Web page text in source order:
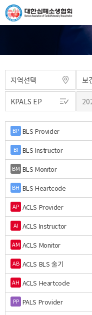
BP BLS Provider
BI BLS Instructor
BM BLS Monitor
BH BLS Heartcode
AP ACLS Provider
AI ACLS Instructor
AM ACLS Monitor
AB ACLS BLS 술기
AH ACLS Heartcode
PP PALS Provider